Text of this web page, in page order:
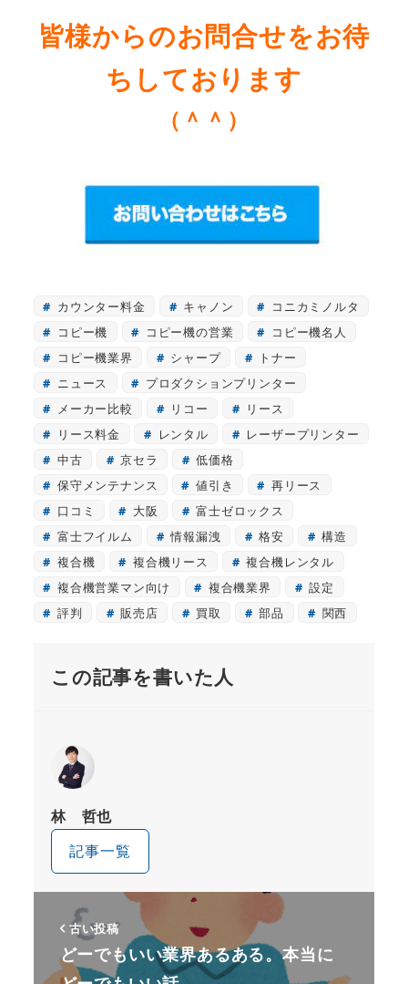
皆様からのお問合せをお待
ちしております
（＾＾）
カウンター料金 キャノン
コニカミノルタ
コピー機
コピー機の営業
コピー機名人
コピー機業界
シャープ
トナー
ニュース
プロダクションプリンター
メーカー比較
リコー
リース
リース料金
レンタル
レーザープリンター
中古
京セラ
低価格
保守メンテナンス
値引き
再リース
口コミ
大阪
富士ゼロックス
富士フイルム
情報漏洩 格安
構造
複合機
複合機リース
複合機レンタル
複合機営業マン向け
複合機業界
設定
評判
販売店 買取 部品 関西
この記事を書いた人
林 哲也
記事一覧
古い投稿
どーでもいい業界あるある。本当に